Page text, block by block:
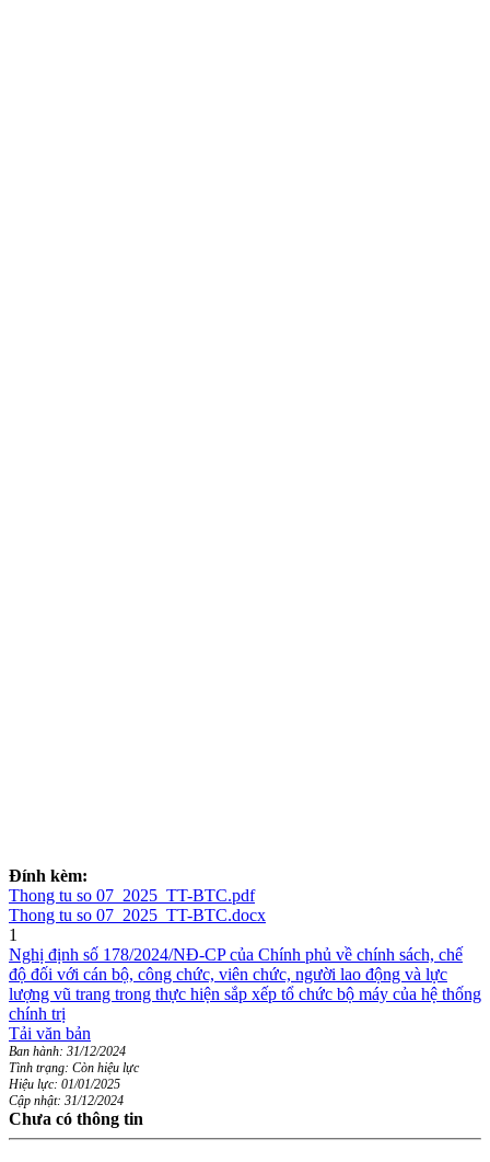
Đính kèm:
Thong tu so 07_2025_TT-BTC.pdf
Thong tu so 07_2025_TT-BTC.docx
1
Nghị định số 178/2024/NĐ-CP của Chính phủ về chính sách, chế
độ đối với cán bộ, công chức, viên chức, người lao động và lực
lượng vũ trang trong thực hiện sắp xếp tổ chức bộ máy của hệ thống
chính trị
Tải văn bản
Ban hành: 31/12/2024
Tình trạng: Còn hiệu lực
Hiệu lực: 01/01/2025
Cập nhật: 31/12/2024
Chưa có thông tin